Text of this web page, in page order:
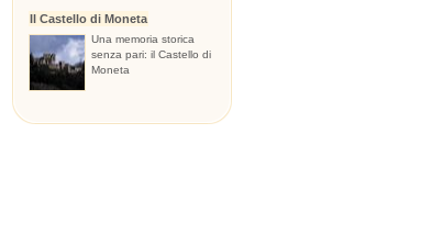
Il Castello di Moneta
Una memoria storica
senza pari: il Castello di
Moneta